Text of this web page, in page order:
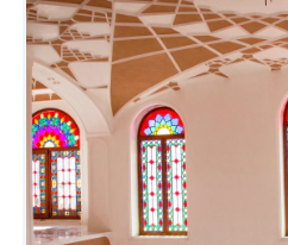
۱۱
۲
۲۲
۹